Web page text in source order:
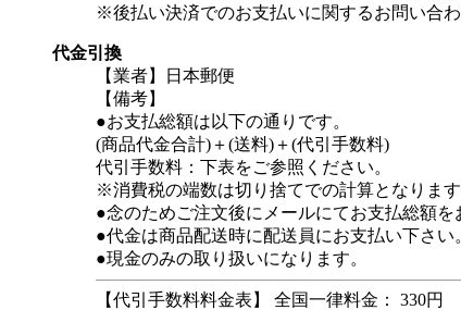
※後払い決済でのお支払いに関するお問い合
代金引換
【業者】日本郵便
【備考】
●お支払総額は以下の通りです。
(商品代金合計)＋(送料)＋(代引手数料)
代引手数料：下表をご参照ください。
※消費税の端数は切り捨てでの計算となります
●念のためご注文後にメールにてお支払総額を
●代金は商品配送時に配送員にお支払い下さい
●現金のみの取り扱いになります。
【代引手数料料金表】 全国一律料金： 330円